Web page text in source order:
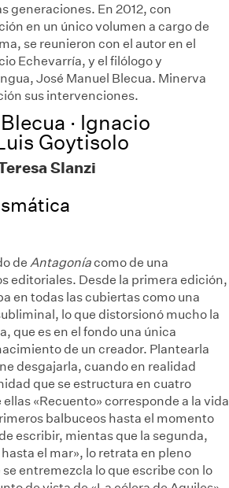
generaciones. En 2012, con
en un único volumen a cargo de
se reunieron con el autor en el
Echevarría, y el filólogo y
José Manuel Blecua. Minerva
sus intervenciones.
· Ignacio
Goytisolo
Slanzi
de Antagoníacomo de una
editoriales. Desde la primera edición,
en todas las cubiertas como una
lo que distorsionó mucho la
que es en el fondo una única
de un creador. Plantearla
desgajarla, cuando en realidad
que se estructura en cuatro
«Recuento» corresponde a la vida
balbuceos hasta el momento
escribir, mientas que la segunda,
el mar», lo retrata en pleno
entremezcla lo que escribe con lo